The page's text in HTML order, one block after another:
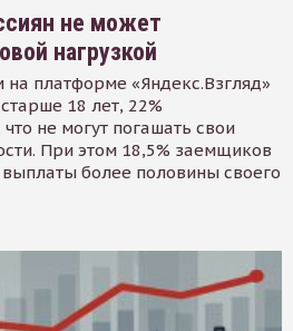
не может
нагрузкой
платформе «Яндекс.Взгляд»
18 лет, 22%
не могут погашать свои
При этом 18,5% заемщиков
более половины своего